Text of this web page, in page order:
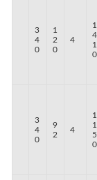
3
4
0
1
2
0
4
1
4
1
0
3
4
0
9
2
4
1
1
5
0